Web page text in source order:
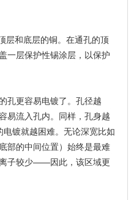
层和底层的铜。在通孔的顶
一层保护性锡涂层，以保护
孔更容易电镀了。孔径越
易流入孔内。同样，孔身越
镀就越困难。无论深宽比如
部的中间位置）始终是最难
子较少——因此，该区域更